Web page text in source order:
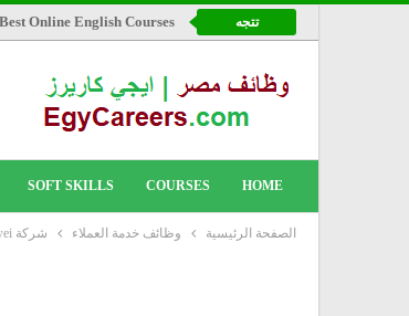
تتجه Online English Courses
HOME
COURSES
SOFT SKILLS
الصفحة الرئيسية وظائف خدمة العملاء شركة Huawei تعلن عن حاجتها لممثل خدمة عملاء